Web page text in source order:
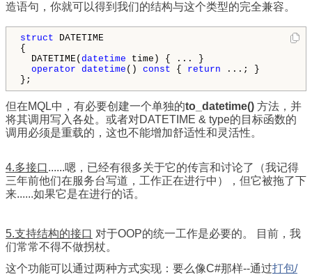
造语句，你就可以得到我们的结构与这个类型的完全兼容。
struct DATETIME
{
  DATETIME(
datetime time) { ... }
operator datetime () const { return ...; }
};
但在MQL中，有必要创建一个单独的to_datetime() 方法，并
将其调用写入各处。或者对DATETIME & type的目标函数的
调用必须是重载的，这也不能增加舒适性和灵活性。
4.多接口......嗯，已经有很多关于它的传言和讨论了（我记得
三年前他们在服务台写道，工作正在进行中），但它被拖了下
来......如果它是在进行的话。
5.支持结构的接口 对于OOP的统一工作是必要的。 目前，我
们常常不得不做拐杖。
这个功能可以通过两种方式实现：要么像C#那样--通过打包/